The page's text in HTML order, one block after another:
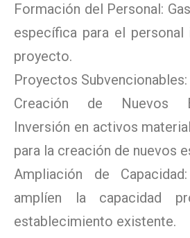
Formación del Personal:
específica para el personal
proyecto.
Proyectos Subvencionables:
Creación de Nuevos
Inversión en activos
para la creación de nuevos
Ampliación de
amplíen la capacidad
establecimiento existente.